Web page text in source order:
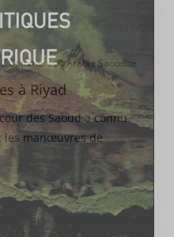
2 Comments Arabie Saoudite
à Riyad
des Saoud a connu
les manœuvres de